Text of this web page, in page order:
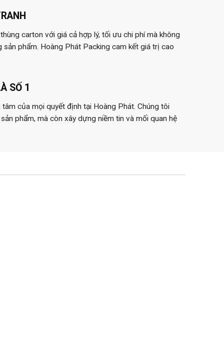
carton với giá cả hợp lý, tối ưu chi phí mà không
sản phẩm. Hoàng Phát Packing cam kết giá trị cao
SỐ 1
của mọi quyết định tại Hoàng Phát. Chúng tôi
phẩm, mà còn xây dựng niềm tin và mối quan hệ